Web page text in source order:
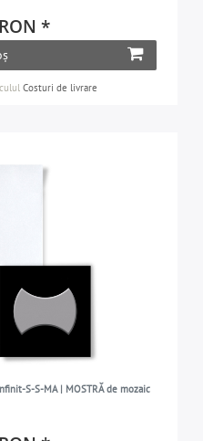
*
Costuri de livrare
S-S-MA | MOSTRĂ de mozaic